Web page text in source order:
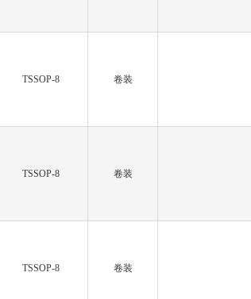
TSSOP-8 卷装
TSSOP-8 卷装
TSSOP-8 卷装